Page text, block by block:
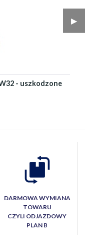
▶︎
- uszkodzone
DARMOWA WYMIANA
TOWARU
CZYLI ODJAZDOWY
PLAN B